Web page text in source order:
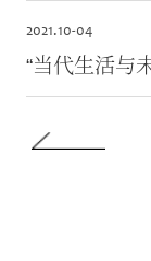
2021.10-04
“当代生活与